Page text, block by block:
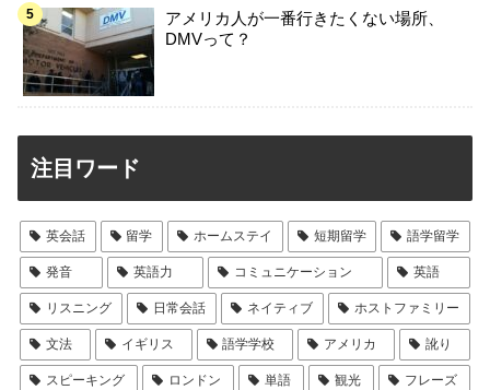
アメリカ人が一番行きたくない場所、
DMVって？
注目ワード
英会話 留学 ホームステイ 短期留学 語学留学
発音 英語力 コミュニケーション 英語
リスニング 日常会話 ネイティブ ホストファミリー
文法 イギリス 語学学校 アメリカ 訛り
スピーキング ロンドン 単語 観光 フレーズ